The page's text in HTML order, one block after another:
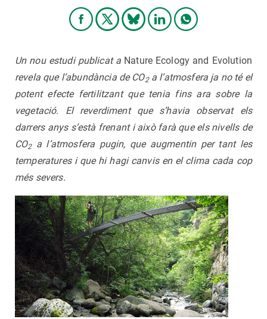
Un nou estudi publicat a Nature Ecology and Evolution
revela que l’abundància de CO2a l’atmosfera ja no té el
potent efecte fertilitzant que tenia fins ara sobre la
vegetació. El reverdiment que s’havia observat els
darrers anys s’està frenant i això farà que els nivells de
CO2a l’atmosfera pugin, que augmentin per tant les
temperatures i que hi hagi canvis en el clima cada cop
més severs.